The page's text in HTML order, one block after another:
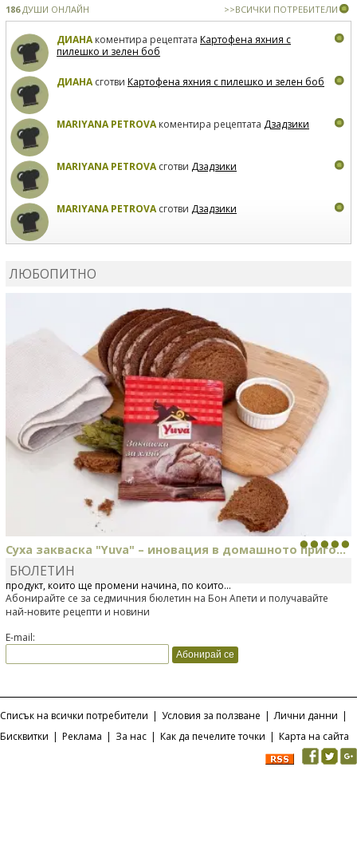
186ДУШИ ОНЛАЙН >>ВСИЧКИ ПОТРЕБИТЕЛИ
ДИАНАкоментира рецептата Картофена яхния с
пилешко и зелен боб
ДИАНАсготви Картофена яхния с пилешко и зелен боб
MARIYANA PETROVAкоментира рецептата Дзадзики
MARIYANA PETROVAсготви Дзадзики
MARIYANA PETROVAсготви Дзадзики
ЛЮБОПИТНО
Суха закваска "Yuva" – иновация в домашното приго...
Отскоро Лесафр България стартира предлагането на изцяло нов
продукт, който ще промени начина, по който...
БЮЛЕТИН
Абонирайте се за седмичния бюлетин на Бон Апети и получавайте
най-новите рецепти и новини
E-mail:
Списък на всички потребители | Условия за ползване | Лични данни |
Бисквитки | Реклама | За нас | Как да печелите точки | Карта на сайта